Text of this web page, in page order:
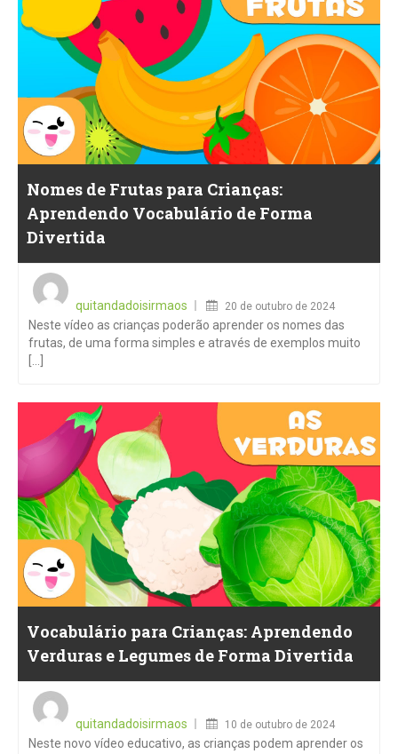
Nomes de Frutas para Crianças:
Aprendendo Vocabulário de Forma
Divertida
quitandadoisirmaos
20 de outubro de 2024
Neste vídeo as crianças poderão aprender os nomes das
frutas, de uma forma simples e através de exemplos muito
Vocabulário para Crianças: Aprendendo
Verduras e Legumes de Forma Divertida
quitandadoisirmaos
10 de outubro de 2024
Neste novo vídeo educativo, as crianças podem aprender os